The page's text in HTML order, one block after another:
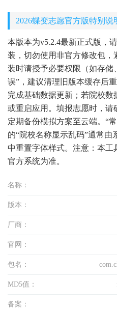
2026蝶变志愿官方版特别说
本版本为v5.2.4最新正式版，
装，切勿使用非官方修改包
装时请授予必要权限（如存储
误”，建议清理旧版本缓存后
完成基础数据更新；若院校
或重启应用。填报志愿时，
定期备份模拟方案至云端。“
的“院校名称显示乱码”通常
中重置字体样式。注意：本
官方系统为准。
名称：
版本：
厂商：
官网：
包名：
MD5值：
备案：